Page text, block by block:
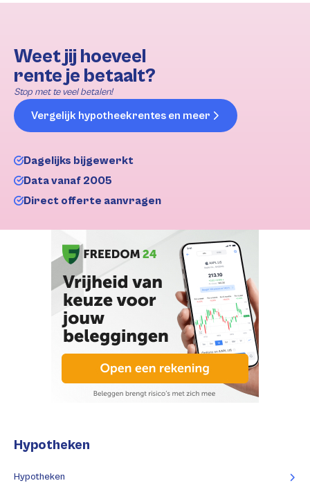
Weet jij hoeveel
rente je betaalt?
Stop met te veel betalen!
Vergelijk hypotheekrentes en meer
Dagelijks bijgewerkt
Data vanaf 2005
Direct offerte aanvragen
Hypotheken
Hypotheken